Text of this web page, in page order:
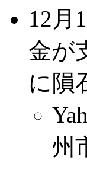
12月
金が
に隕
州